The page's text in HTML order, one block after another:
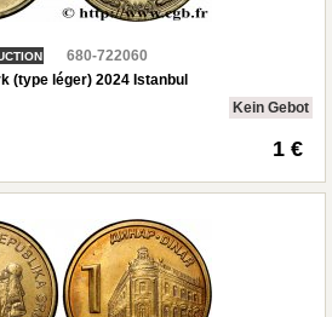
680-722060
(type léger) 2024 Istanbul
Kein Gebot
1 €